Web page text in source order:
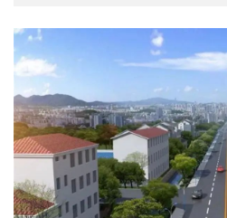
询建议。大岳提供的咨询服务
度认可。